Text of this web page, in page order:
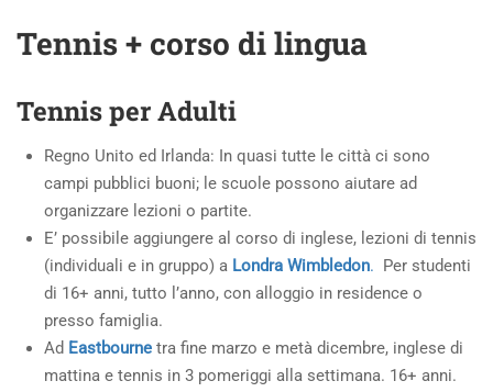
Tennis + corso di lingua
Tennis per Adulti
Regno Unito ed Irlanda: In quasi tutte le città ci sono
campi pubblici buoni; le scuole possono aiutare ad
organizzare lezioni o partite.
E’ possibile aggiungere al corso di inglese, lezioni di tennis
(individuali e in gruppo) a Londra Wimbledon. Per studenti
di 16+ anni, tutto l’anno, con alloggio in residence o
presso famiglia.
Ad Eastbourne tra fine marzo e metà dicembre, inglese di
mattina e tennis in 3 pomeriggi alla settimana. 16+ anni.